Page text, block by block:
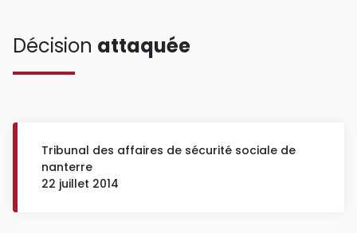
Décision attaquée
Tribunal des affaires de sécurité sociale de
nanterre
22 juillet 2014